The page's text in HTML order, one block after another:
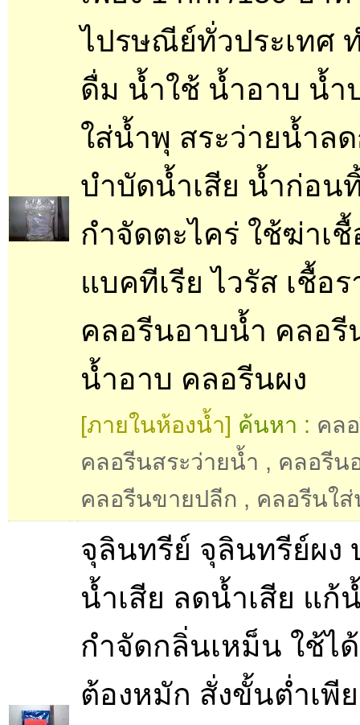
ไปรษณีย์ทั่วประเทศ
ดื่ม น้ำใช้ น้ำอาบ น้ำ
ใส่น้ำพุ สระว่ายน้ำล
บำบัดน้ำเสีย น้ำก่อน
กำจัดตะไคร่ ใช้ฆ่าเชื้
แบคทีเรีย ไวรัส เชื้อร
คลอรีนอาบน้ำ คลอรี
น้ำอาบ คลอรีนผง
[ภายในห้องน้ำ] ค้นหา : คล
คลอรีนสระว่ายน้ำ , คลอรีน
คลอรีนขายปลีก , คลอรีนใ
จุลินทรีย์ จุลินทรีย์ผง
น้ำเสีย ลดน้ำเสีย แก้
กำจัดกลิ่นเหม็น ใช้ไ
ต้องหมัก สั่งขั้นต่ำเพี